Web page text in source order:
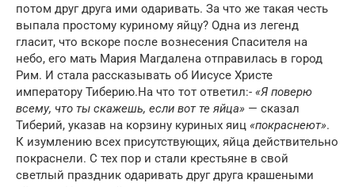
потом друг друга ими одаривать. За что же такая честь
выпала простому куриному яйцу? Одна из легенд
гласит, что вскоре после вознесения Спасителя на
небо, его мать Мария Магдалена отправилась в город
Рим. И стала рассказывать об Иисусе Христе
императору Тиберию.На что тот ответил:- «Я поверю
всему, что ты скажешь, если вот те яйца» — сказал
Тиберий, указав на корзину куриных яиц «покраснеют».
К изумлению всех присутствующих, яйца действительно
покраснели. С тех пор и стали крестьяне в свой
светлый праздник одаривать друг друга крашеными